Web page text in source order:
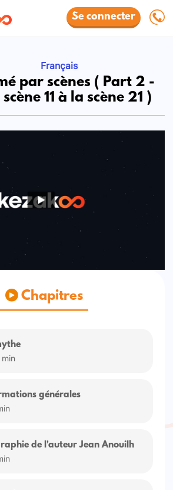
Se connecter
Français
par scènes ( Part 2 -
11 à la scène 21 )
Chapitres
générales
de l'auteur Jean Anouilh